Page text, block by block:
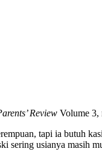
Review Volume 3,
tapi ia butuh
sering usianya masih